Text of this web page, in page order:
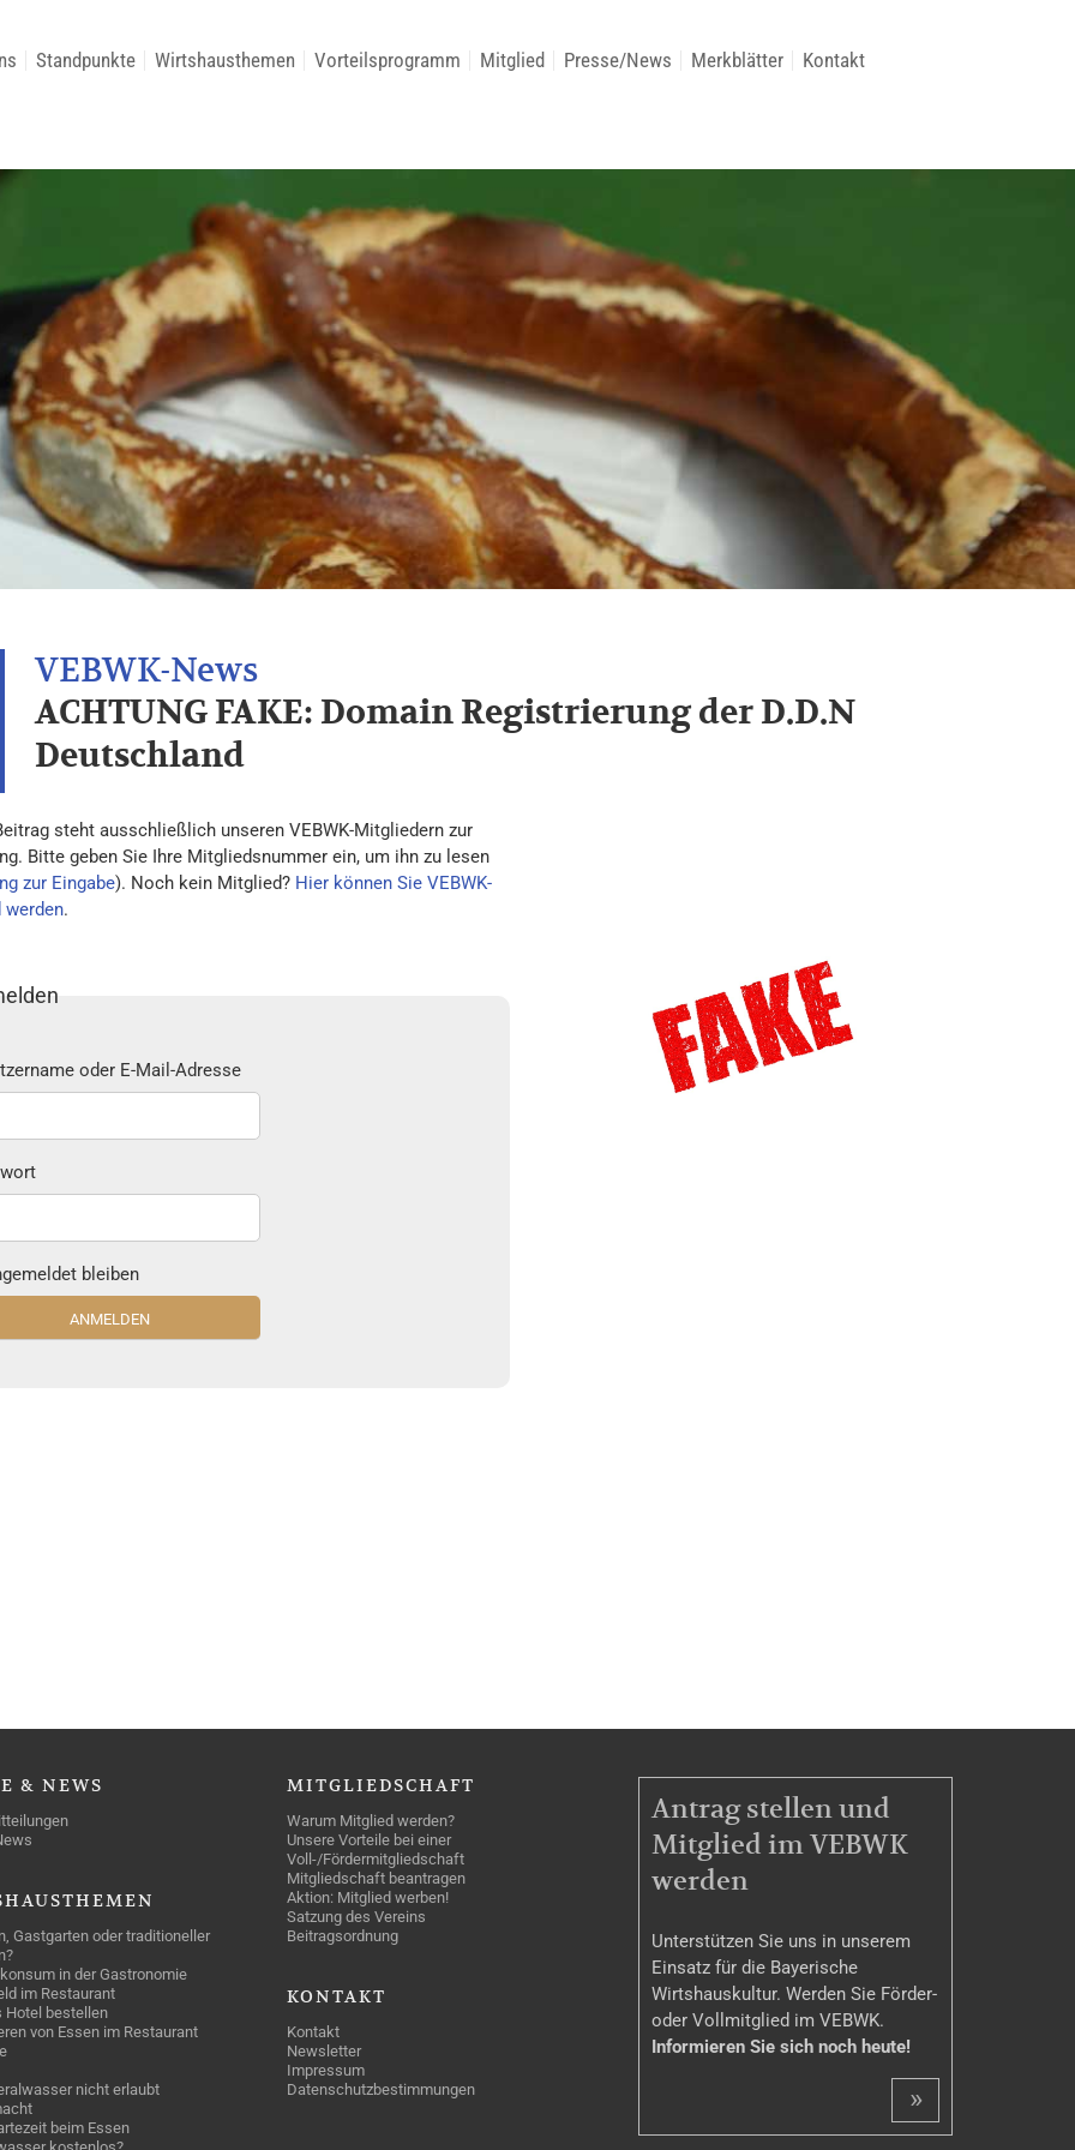
Standpunkte Wirtshausthemen Vorteilsprogramm Mitglied Presse/News Merkblätter Kontakt
ACHTUNG FAKE: Domain Registrierung der D.D.N
Deutschland
steht ausschließlich unseren VEBWK-Mitgliedern zur
Bitte geben Sie Ihre Mitgliedsnummer ein, um ihn zu lesen
zur Eingabe). Noch kein Mitglied? Hier können Sie VEBWK-
.
oder E-Mail-Adresse
bleiben
& NEWS
Gastgarten oder traditioneller
in der Gastronomie
im Restaurant
Hotel bestellen
von Essen im Restaurant
nicht erlaubt
beim Essen
MITGLIEDSCHAFT
Warum Mitglied werden?
Unsere Vorteile bei einer
Voll-/Fördermitgliedschaft
Mitgliedschaft beantragen
Aktion: Mitglied werben!
Satzung des Vereins
Beitragsordnung
KONTAKT
Kontakt
Newsletter
Impressum
Datenschutzbestimmungen
MITGLIEDSCHAFT
Antrag stellen und
Mitglied im VEBWK
werden
Unterstützen Sie uns in unserem
Einsatz für die Bayerische
Wirtshauskultur. Werden Sie Förder-
oder Vollmitglied im VEBWK.
Informieren Sie sich noch heute!
»